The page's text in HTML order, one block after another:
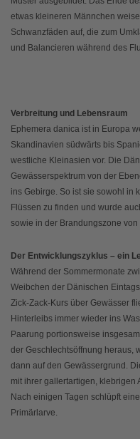
etwas kleineren Männchen
Schwanzfäden auf, die zum
und Balancieren während des
Verbreitung und Lebensraum
Ephemera danica ist in Europa
Skandinavien südwärts bis
westliche Kleinasien vor. Die
Gewässerspektrum von der
ins Gebirge. So ist sie sowohl in
Flüssen zu finden und wurde
sowie in der Brandungszone von
Der Entwicklungszyklus – ein
Während der Sommermonate
Weibchen der Dänischen
Zick-Zack-Kurs über Gewässer
Hinterleibs immer wieder ins
Paarung portionsweise
der Geschlechtsöffnung heraus,
dann auf den Gewässergrund.
mit ihrer gallertartigen, klebrigen
Nach einigen Tagen schlüpft
Primärlarve.